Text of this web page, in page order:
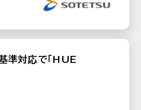
準対応で「HUE